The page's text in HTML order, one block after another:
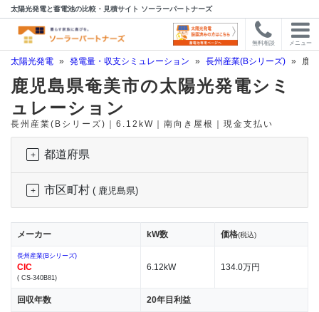
太陽光発電と蓄電池の比較・見積サイト ソーラーパートナーズ
無料相談 メニュー
太陽光発電 » 発電量・収支シミュレーション » 長州産業(Bシリーズ) » 鹿
鹿児島県奄美市の太陽光発電シミ
ュレーション
長州産業(Bシリーズ)｜6.12kW｜南向き屋根｜現金支払い
都道府県
市区町村 ( 鹿児島県)
メーカー kW数 価格(税込)
長州産業(Bシリーズ)
CIC
( CS-340B81)
6.12kW 134.0万円
回収年数 20年目利益